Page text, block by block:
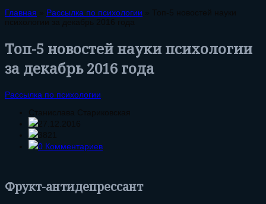
Главная » Рассылка по психологии »
Топ-5 новостей науки
психологии за декабрь 2016 года
Топ-5 новостей науки психологии
за декабрь 2016 года
Рассылка по психологии
Станислава Стариковская
27.12.2016
3821
0 Комментариев
Фрукт-антидепрессант